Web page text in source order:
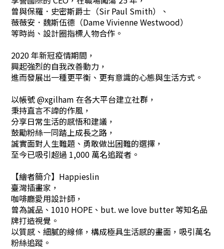
曾與保羅．史密斯爵士（Sir Paul Smith）、
薇薇安．魏斯伍德（Dame Vivienne Westwood）
等時尚、設計圈指標人物合作。
2020 年新冠疫情期間，
興起強烈的自我改善動力，
進而發展出一種更平衡、更有意識的心態與生活方式。
以帳號 @xgilham 在各大平台建立社群，
秉持直言不諱的作風，
分享日常生活的感悟和建議，
鼓勵粉絲一同踏上成長之路，
誠實面對人生難題、勇敢做出困難的選擇，
至今已吸引超過 1,000 萬名追蹤者。
【繪者簡介】 Happieslin
臺灣插畫家，
咖啡廳愛用設計師，
曾為誠品、1010 HOPE、but. we love butter 等知名品
牌打造視覺。
以質感、細膩的線條，構成極具生活感的畫面，吸引萬名
粉絲追蹤。